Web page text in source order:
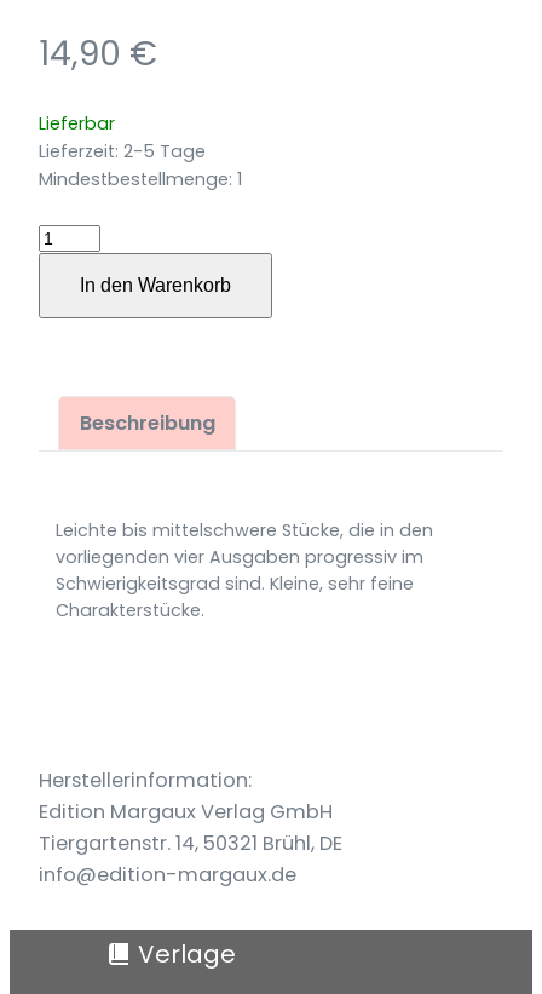
14,90 €
Lieferbar
Lieferzeit: 2-5 Tage
Mindestbestellmenge: 1
Alles
Geburtstag!
Menge
In den Warenkorb
Beschreibung
Leichte bis mittelschwere Stücke, die in den
vorliegenden vier Ausgaben progressiv im
Schwierigkeitsgrad sind. Kleine, sehr feine
Charakterstücke.
Herstellerinformation:
Edition Margaux Verlag GmbH
Tiergartenstr. 14, 50321 Brühl, DE
info@edition-margaux.de
Verlage